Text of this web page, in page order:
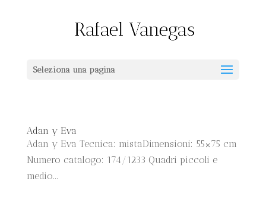
Seleziona una pagina
Adan y Eva
Adan y Eva Tecnica: mistaDimensioni: 55×75 cm
Numero catalogo: 174/1233 Quadri piccoli e
medio...